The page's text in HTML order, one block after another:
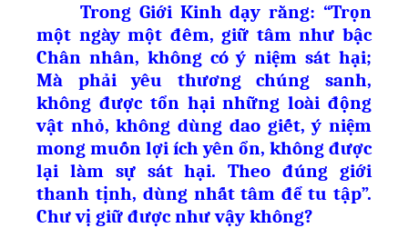
Trong Giới Kinh dạy rằng: “Trọn
một ngày một đêm, giữ tâm như bậc
Chân nhân, không có ý niệm sát hại;
Mà phải yêu thương chúng sanh,
không được tổn hại những loài động
vật nhỏ, không dùng dao giết, ý niệm
mong muốn lợi ích yên ổn, không được
lại làm sự sát hại. Theo đúng giới
thanh tịnh, dùng nhất tâm để tu tập”.
Chư vị giữ được như vậy không?